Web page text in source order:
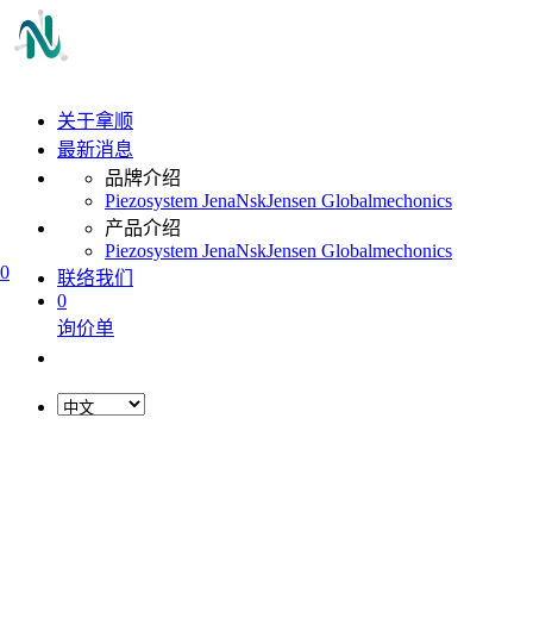
0
关于拿顺
最新消息
品牌介绍
Piezosystem JenaNskJensen Globalmechonics
产品介绍
Piezosystem JenaNskJensen Globalmechonics
联络我们
0
询价单